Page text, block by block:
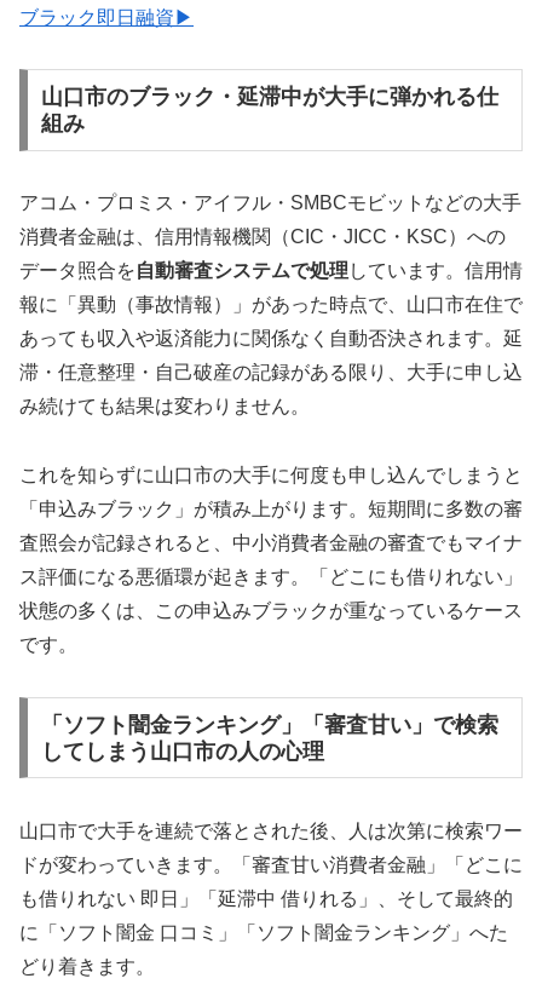
ブラック即日融資▶
山口市のブラック・延滞中が大手に弾かれる仕
組み
アコム・プロミス・アイフル・SMBCモビットなどの大手
消費者金融は、信用情報機関（CIC・JICC・KSC）への
データ照合を自動審査システムで処理 しています。信用情
報に「異動（事故情報）」があった時点で、山口市在住で
あっても収入や返済能力に関係なく自動否決されます。延
滞・任意整理・自己破産の記録がある限り、大手に申し込
み続けても結果は変わりません。
これを知らずに山口市の大手に何度も申し込んでしまうと
「申込みブラック」が積み上がります。短期間に多数の審
査照会が記録されると、中小消費者金融の審査でもマイナ
ス評価になる悪循環が起きます。「どこにも借りれない」
状態の多くは、この申込みブラックが重なっているケース
です。
「ソフト闇金ランキング」「審査甘い」で検索
してしまう山口市の人の心理
山口市で大手を連続で落とされた後、人は次第に検索ワー
ドが変わっていきます。「審査甘い消費者金融」「どこに
も借りれない 即日」「延滞中 借りれる」、そして最終的
に「ソフト闇金 口コミ」「ソフト闇金ランキング」へた
どり着きます。